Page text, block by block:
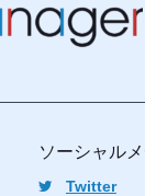
ソーシャル
Twitter